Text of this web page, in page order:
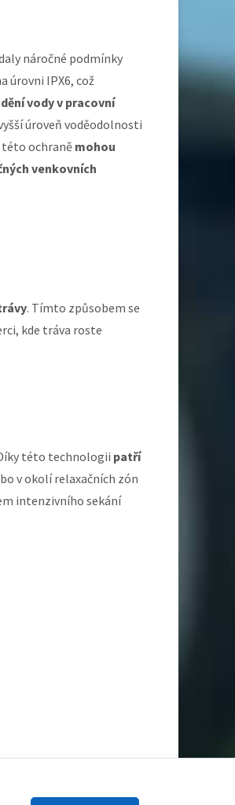
náročné podmínky
úrovni IPX6, což
vody v pracovní
úroveň voděodolnosti
této ochraněmohou
venkovních
. Tímto způsobem se
kde tráva roste
této technologii patří
v okolí relaxačních zón
intenzivního sekání